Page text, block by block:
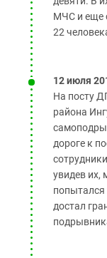
МЧС и еще
22
12 июля
На посту
района
дороге к
увидев их,
попытался
достал